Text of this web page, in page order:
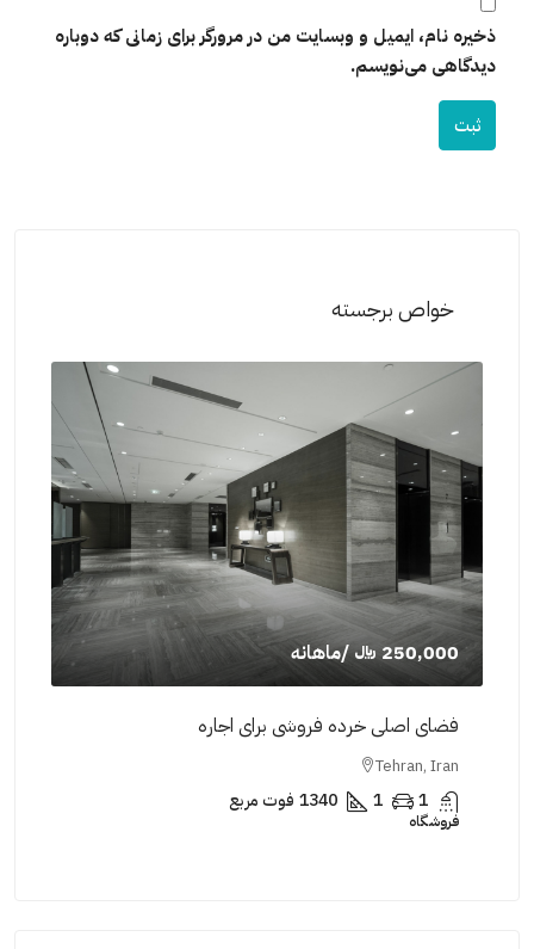
ذخیره نام، ایمیل و وبسایت من در مرورگر برای زمانی که دوباره
دیدگاهی می‌نویسم.
ثبت
خواص برجسته
250,000 ﷼ /ماهانه
فضای اصلی خرده فروشی برای اجاره
Tehran, Iran
1
1
1340 فوت مربع
فروشگاه